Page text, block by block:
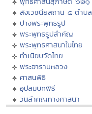
สังเวชนียสถาน ๔ ตำบล
ปางพระพุทธรูป
พระพุทธรูปสำคัญ
พระพุทธศาสนาในไทย
ทำเนียบวัดไทย
พระอารามหลวง
ศาสนพิธี
อุปสมบทพิธี
วันสำคัญทางศาสนา